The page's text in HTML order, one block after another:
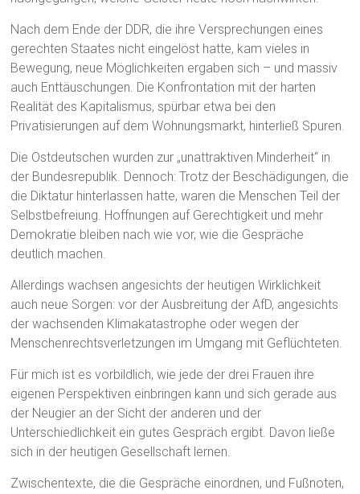
Nach dem Ende der DDR, die ihre Versprechungen eines
gerechten Staates nicht eingelöst hatte, kam vieles in
Bewegung, neue Möglichkeiten ergaben sich – und massiv
auch Enttäuschungen. Die Konfrontation mit der harten
Realität des Kapitalismus, spürbar etwa bei den
Privatisierungen auf dem Wohnungsmarkt, hinterließ Spuren.
Die Ostdeutschen wurden zur „unattraktiven Minderheit“ in
der Bundesrepublik. Dennoch: Trotz der Beschädigungen, die
die Diktatur hinterlassen hatte, waren die Menschen Teil der
Selbstbefreiung. Hoffnungen auf Gerechtigkeit und mehr
Demokratie bleiben nach wie vor, wie die Gespräche
deutlich machen.
Allerdings wachsen angesichts der heutigen Wirklichkeit
auch neue Sorgen: vor der Ausbreitung der AfD, angesichts
der wachsenden Klimakatastrophe oder wegen der
Menschenrechtsverletzungen im Umgang mit Geflüchteten.
Für mich ist es vorbildlich, wie jede der drei Frauen ihre
eigenen Perspektiven einbringen kann und sich gerade aus
der Neugier an der Sicht der anderen und der
Unterschiedlichkeit ein gutes Gespräch ergibt. Davon ließe
sich in der heutigen Gesellschaft lernen.
Zwischentexte, die die Gespräche einordnen, und Fußnoten,